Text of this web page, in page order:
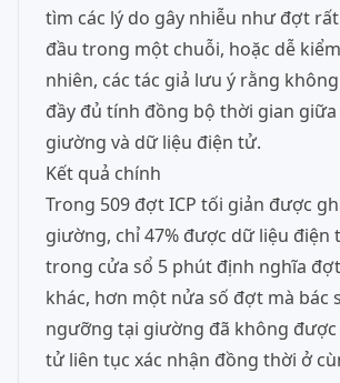
tìm các lý do gây nhiễu như đợt
đầu trong một chuỗi, hoặc dễ
nhiên, các tác giả lưu ý rằng
đầy đủ tính đồng bộ thời gian
giường và dữ liệu điện tử.
Kết quả chính
Trong 509 đợt ICP tối giản được
giường, chỉ 47% được dữ liệu điện
trong cửa sổ 5 phút định nghĩa
khác, hơn một nửa số đợt mà bác
ngưỡng tại giường đã không
tử liên tục xác nhận đồng thời ở